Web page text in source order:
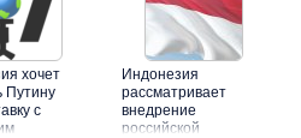
хочет
Путину
с
Индонезия
рассматривает
внедрение
российской